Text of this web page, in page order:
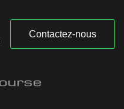
Contactez-nous